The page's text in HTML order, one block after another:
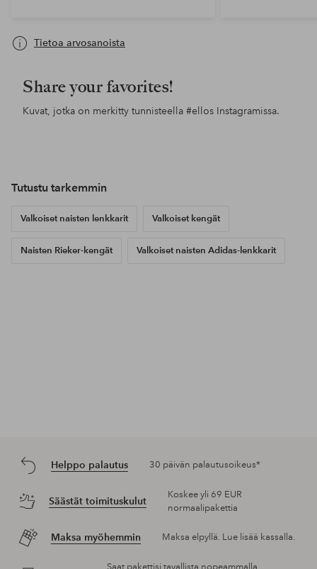
Tietoa arvosanoista
Share your favorites!
Kuvat, jotka on merkitty tunnisteella #ellos Instagramissa.
Tutustu tarkemmin
Valkoiset naisten lenkkarit Valkoiset kengät
Naisten Rieker-kengät Valkoiset naisten Adidas-lenkkarit
Helppo palautus 30 päivän palautusoikeus*
Säästät toimituskulut
Koskee yli 69 EUR
normaalipakettia
Maksa myöhemmin Maksa elpyllä. Lue lisää kassalla.
Saat pakettisi tavallista nopeammalla